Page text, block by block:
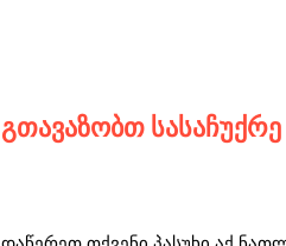
გთავაზობთ